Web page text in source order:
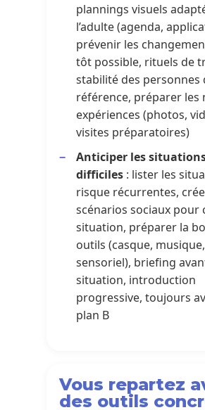
plannings visuels
l’adulte (agenda,
prévenir les
tôt possible, rituels de
stabilité des personnes
référence, préparer les
expériences (photos,
visites préparatoires)
Anticiper les
difficiles : lister les
risque récurrentes,
scénarios sociaux pour
situation, préparer la
outils (casque,
sensoriel), briefing
situation, introduction
progressive, toujours
plan B
Vous repartez
des outils